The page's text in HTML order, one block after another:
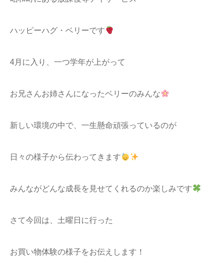
ハッピーハグ・ベリーです
4月に入り、一つ学年が上がって
お兄さんお姉さんになったベリーのみんな
新しい環境の中で、一生懸命頑張っているのが
日々の様子から伝わってきます
みんながどんな成長を見せてくれるのか楽しみです
さて今回は、土曜日に行った
お買い物体験の様子をお伝えします！